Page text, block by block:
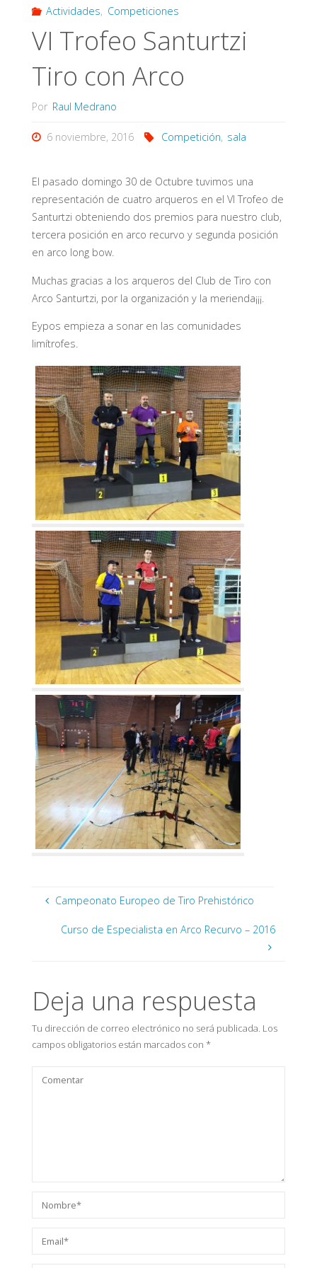
Actividades, Competiciones
VI Trofeo Santurtzi
Tiro con Arco
Por Raul Medrano
6 noviembre, 2016 Competición, sala
El pasado domingo 30 de Octubre tuvimos una
representación de cuatro arqueros en el VI Trofeo de
Santurtzi obteniendo dos premios para nuestro club,
tercera posición en arco recurvo y segunda posición
en arco long bow.
Muchas gracias a los arqueros del Club de Tiro con
Arco Santurtzi, por la organización y la merienda¡¡¡.
Eypos empieza a sonar en las comunidades
limítrofes.
Campeonato Europeo de Tiro Prehistórico
Curso de Especialista en Arco Recurvo – 2016
Deja una respuesta
Tu dirección de correo electrónico no será publicada. Los
campos obligatorios están marcados con *